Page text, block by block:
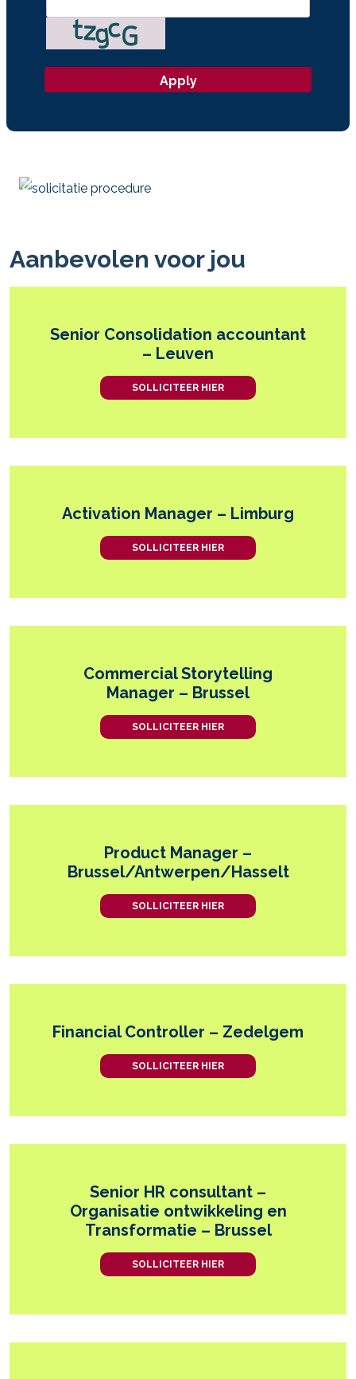
Aanbevolen voor jou
Senior Consolidation accountant
– Leuven
SOLLICITEER HIER
Activation Manager – Limburg
SOLLICITEER HIER
Commercial Storytelling
Manager – Brussel
SOLLICITEER HIER
Product Manager –
Brussel/Antwerpen/Hasselt
SOLLICITEER HIER
Financial Controller – Zedelgem
SOLLICITEER HIER
Senior HR consultant –
Organisatie ontwikkeling en
Transformatie – Brussel
SOLLICITEER HIER